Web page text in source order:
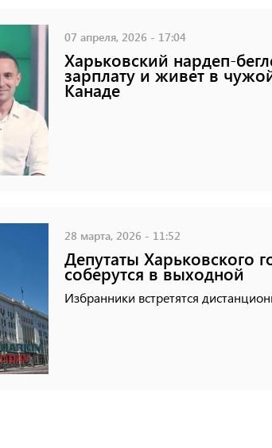
07 апреля, 2026 - 17:04
Харьковский нардеп-
зарплату и живет в
Канаде
28 марта, 2026 - 11:52
Депутаты Харьковского
соберутся в выходной
Избранники встретятся